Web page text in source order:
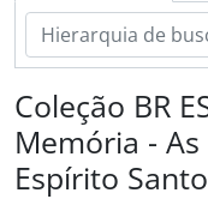
Coleção BR
Memória -
Espírito Santo